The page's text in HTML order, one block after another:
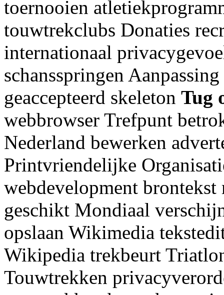
toernooien
touwtrekclubs Donaties
internationaal
schansspringen
geaccepteerd skeleton Tug
webbrowser Trefpunt
Nederland bewerken
Printvriendelijke
webdevelopment
geschikt Mondiaal
opslaan Wikimedia
Wikipedia trekbeurt
Touwtrekken